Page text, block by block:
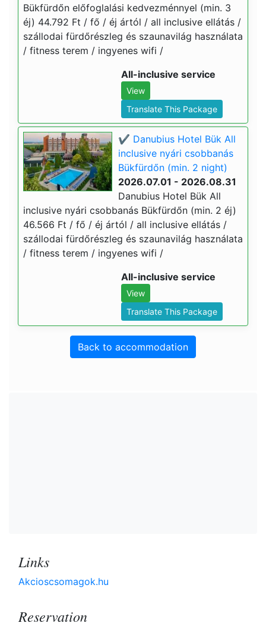
Bükfürdőn előfoglalási kedvezménnyel (min. 3
éj) 44.792 Ft / fő / éj ártól / all inclusive ellátás /
szállodai fürdőrészleg és szaunavilág használata
/ fitness terem / ingyenes wifi /
All-inclusive service
View
Translate This Package
✔️ Danubius Hotel Bük All
inclusive nyári csobbanás
Bükfürdőn (min. 2 night)
2026.07.01 - 2026.08.31
Danubius Hotel Bük All
inclusive nyári csobbanás Bükfürdőn (min. 2 éj)
46.566 Ft / fő / éj ártól / all inclusive ellátás /
szállodai fürdőrészleg és szaunavilág használata
/ fitness terem / ingyenes wifi /
All-inclusive service
View
Translate This Package
Back to accommodation
Links
Akcioscsomagok.hu
Reservation